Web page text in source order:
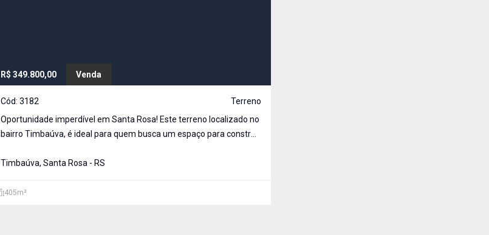
R$ 349.800,00 Venda
Cód: 3182
Terreno
Oportunidade imperdível em Santa Rosa! Este terreno localizado no
bairro Timbaúva, é ideal para quem busca um espaço para construir
Timbaúva, Santa Rosa - RS
405m²